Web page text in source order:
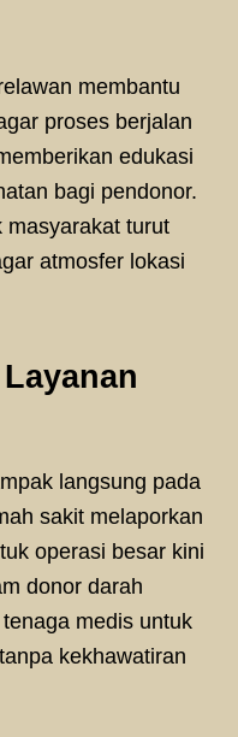
membantu
proses berjalan
edukasi
bagi pendonor.
masyarakat turut
atmosfer lokasi
langsung pada
sakit melaporkan
operasi besar kini
donor darah
medis untuk
kekhawatiran